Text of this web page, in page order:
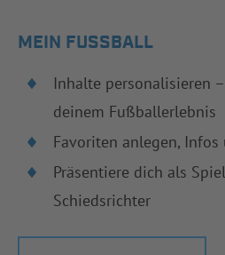
MEIN FUSSBALL
Inhalte personalisieren
deinem Fußballerlebnis
Favoriten anlegen,
Präsentiere dich als
Schiedsrichter